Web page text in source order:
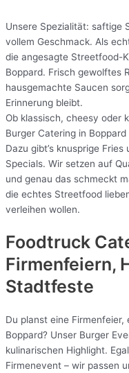
Unsere Spezialität: saftige
vollem Geschmack. Als
die angesagte Streetfood-
Boppard. Frisch gewolftes
hausgemachte Saucen
Erinnerung bleibt.
Ob klassisch, cheesy oder
Burger Catering in
Dazu gibt’s knusprige
Specials. Wir setzen auf
und genau das schmeckt
die echtes Streetfood
verleihen wollen.
Foodtruck
Firmenfeiern,
Stadtfeste
Du planst eine
Boppard? Unser Burger
kulinarischen Highlight.
Firmenevent – wir passen